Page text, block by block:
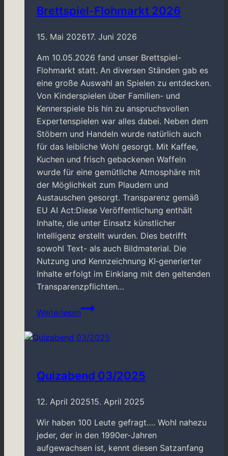
Brettspiel-Flohmarkt 2026
15. Mai 202617. Juni 2026
Am 10.05.2026 fand unser Brettspiel-
Flohmarkt statt. An diversen Ständen gab es
eine große Auswahl an Spielen zu entdecken.
Von Kinderspielen über Familien- und
Kennerspiele bis hin zu anspruchsvollen
Expertenspielen war alles dabei. Neben dem
Stöbern und Handeln wurde natürlich auch
für das leibliche Wohl gesorgt. Mit Kaffee,
Kuchen und frisch gebackenen Waffeln
wurde für eine gemütliche Atmosphäre mit
der Möglichkeit zum Plaudern und
Austauschen gesorgt. Transparenz gemäß
EU AI Act:Diese Veröffentlichung enthält
Inhalte, die unter Einsatz künstlicher
Intelligenz erstellt wurden. Dies betrifft
sowohl Text- als auch Bildmaterial. Die
Nutzung und Kennzeichnung KI‑generierter
Inhalte erfolgt im Einklang mit den geltenden
Transparenzpflichten…
Weiterlesen
Brettspiel-
Flohmarkt
2026
Quizabend 03/2025
12. April 202515. April 2025
Wir haben 100 Leute gefragt…. Wohl nahezu
jeder, der in den 1990er-Jahren
aufgewachsen ist, kennt diesen Satzanfang